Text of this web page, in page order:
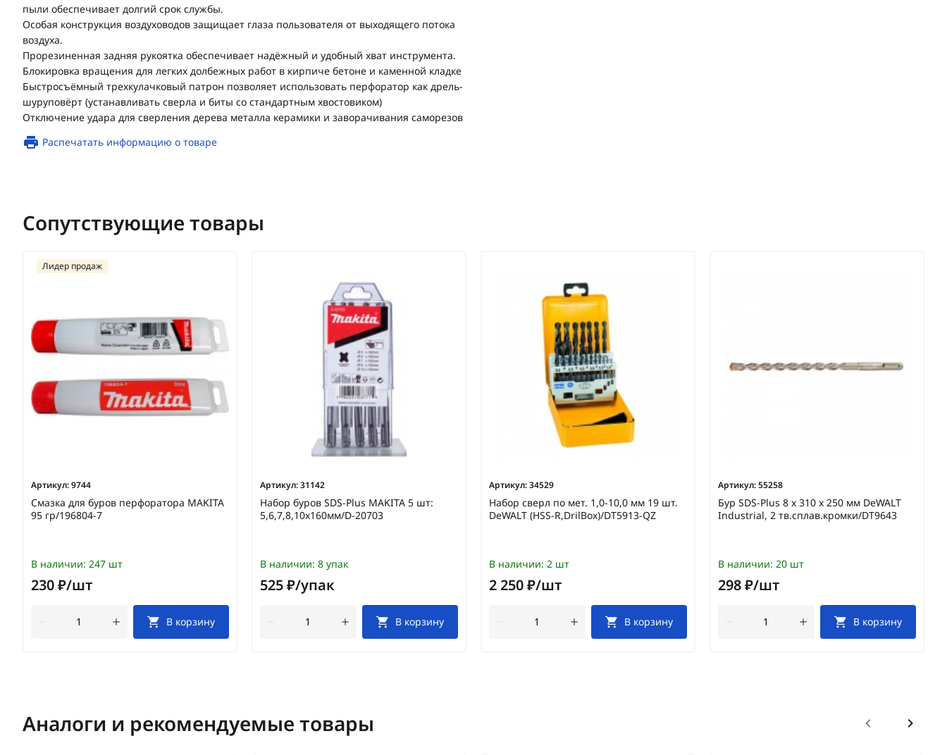
пыли обеспечивает долгий срок службы.
Особая конструкция воздуховодов защищает глаза пользователя от выходящего потока
воздуха.
Прорезиненная задняя рукоятка обеспечивает надёжный и удобный хват инструмента.
Блокировка вращения для легких долбежных работ в кирпиче бетоне и каменной кладке
Быстросъёмный трехкулачковый патрон позволяет использовать перфоратор как дрель-
шуруповёрт (устанавливать сверла и биты со стандартным хвостовиком)
Отключение удара для сверления дерева металла керамики и заворачивания саморезов
Распечатать информацию о товаре
Сопутствующие товары
Артикул:9744
Смазка для буров перфоратора MAKITA
95 гр/196804-7
Лидер продаж
В наличии: 247 шт
230 ₽/шт
В корзину
Артикул:31142
Набор буров SDS-Plus MAKITA 5 шт:
5,6,7,8,10х160мм/D-20703
В наличии: 8 упак
525 ₽/упак
В корзину
Артикул:34529
Набор сверл по мет. 1,0-10,0 мм 19 шт.
DeWALT (HSS-R,DrilBox)/DT5913-QZ
В наличии: 2 шт
2 250 ₽/шт
В корзину
Артикул:55258
Бур SDS-Plus 8 х 310 х 250 мм DeWALT
Industrial, 2 тв.сплав.кромки/DT9643
В наличии: 20 шт
298 ₽/шт
В корзину
Аналоги и рекомендуемые товары